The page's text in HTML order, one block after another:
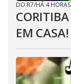
DO R7/HÁ 4 HORAS
EM CASA!